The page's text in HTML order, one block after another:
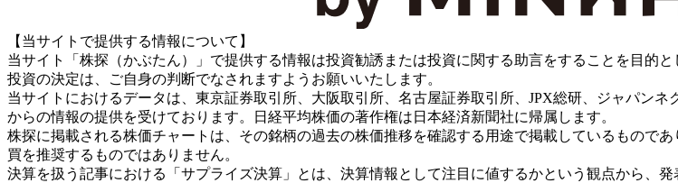
【当サイトで提供する情報について】
当サイト「株探（かぶたん）」で提供する情報は投資勧誘または投資に関する助言をすることを目的と
投資の決定は、ご自身の判断でなされますようお願いいたします。
当サイトにおけるデータは、東京証券取引所、大阪取引所、名古屋証券取引所、JPX総研、ジャパンネ
からの情報の提供を受けております。日経平均株価の著作権は日本経済新聞社に帰属します。
株探に掲載される株価チャートは、その銘柄の過去の株価推移を確認する用途で掲載しているもので
買を推奨するものではありません。
決算を扱う記事における「サプライズ決算」とは、決算情報として注目に値するかという観点から、